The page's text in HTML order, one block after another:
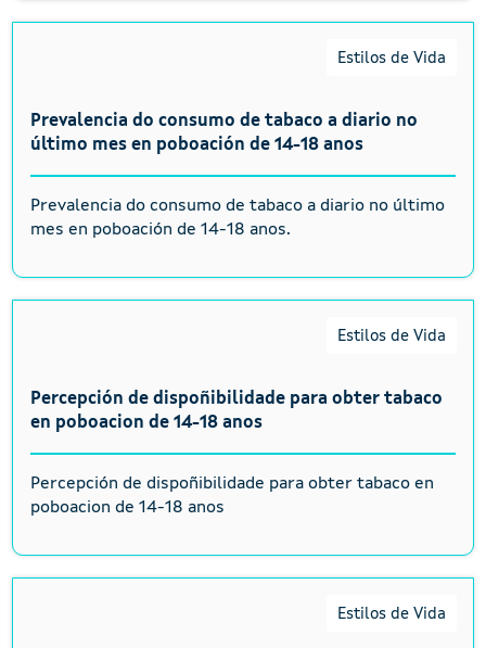
Estilos de Vida
Prevalencia do consumo de tabaco a diario no
último mes en poboación de 14-18 anos
Prevalencia do consumo de tabaco a diario no último
mes en poboación de 14-18 anos.
Estilos de Vida
Percepción de dispoñibilidade para obter tabaco
en poboacion de 14-18 anos
Percepción de dispoñibilidade para obter tabaco en
poboacion de 14-18 anos
Estilos de Vida